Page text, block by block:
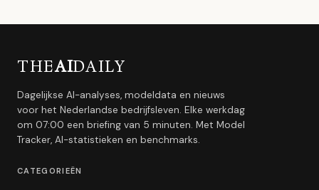
THEAIDAILY
Dagelijkse AI-analyses, modeldata en nieuws
voor het Nederlandse bedrijfsleven. Elke werkdag
om 07:00 een briefing van 5 minuten. Met Model
Tracker, AI-statistieken en benchmarks.
CATEGORIEËN